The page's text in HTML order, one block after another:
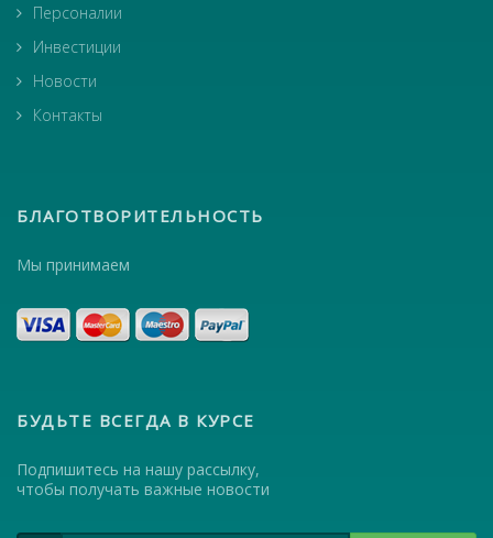
Персоналии
Инвестиции
Новости
Контакты
БЛАГОТВОРИТЕЛЬНОСТЬ
Мы принимаем
БУДЬТЕ ВСЕГДА В КУРСЕ
Подпишитесь на нашу рассылку,
чтобы получать важные новости